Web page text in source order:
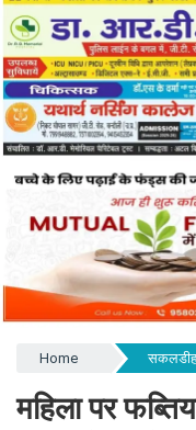
Home
महिला पर